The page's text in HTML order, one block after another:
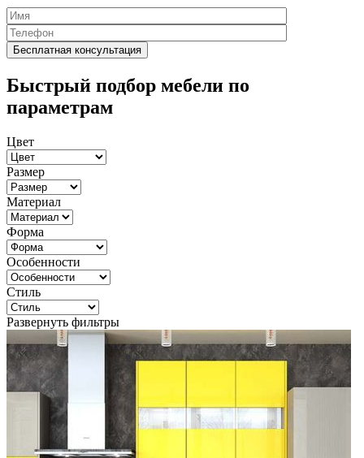
Быстрый подбор мебели по
параметрам
Цвет
Размер
Материал
Форма
Особенности
Стиль
Развернуть фильтры